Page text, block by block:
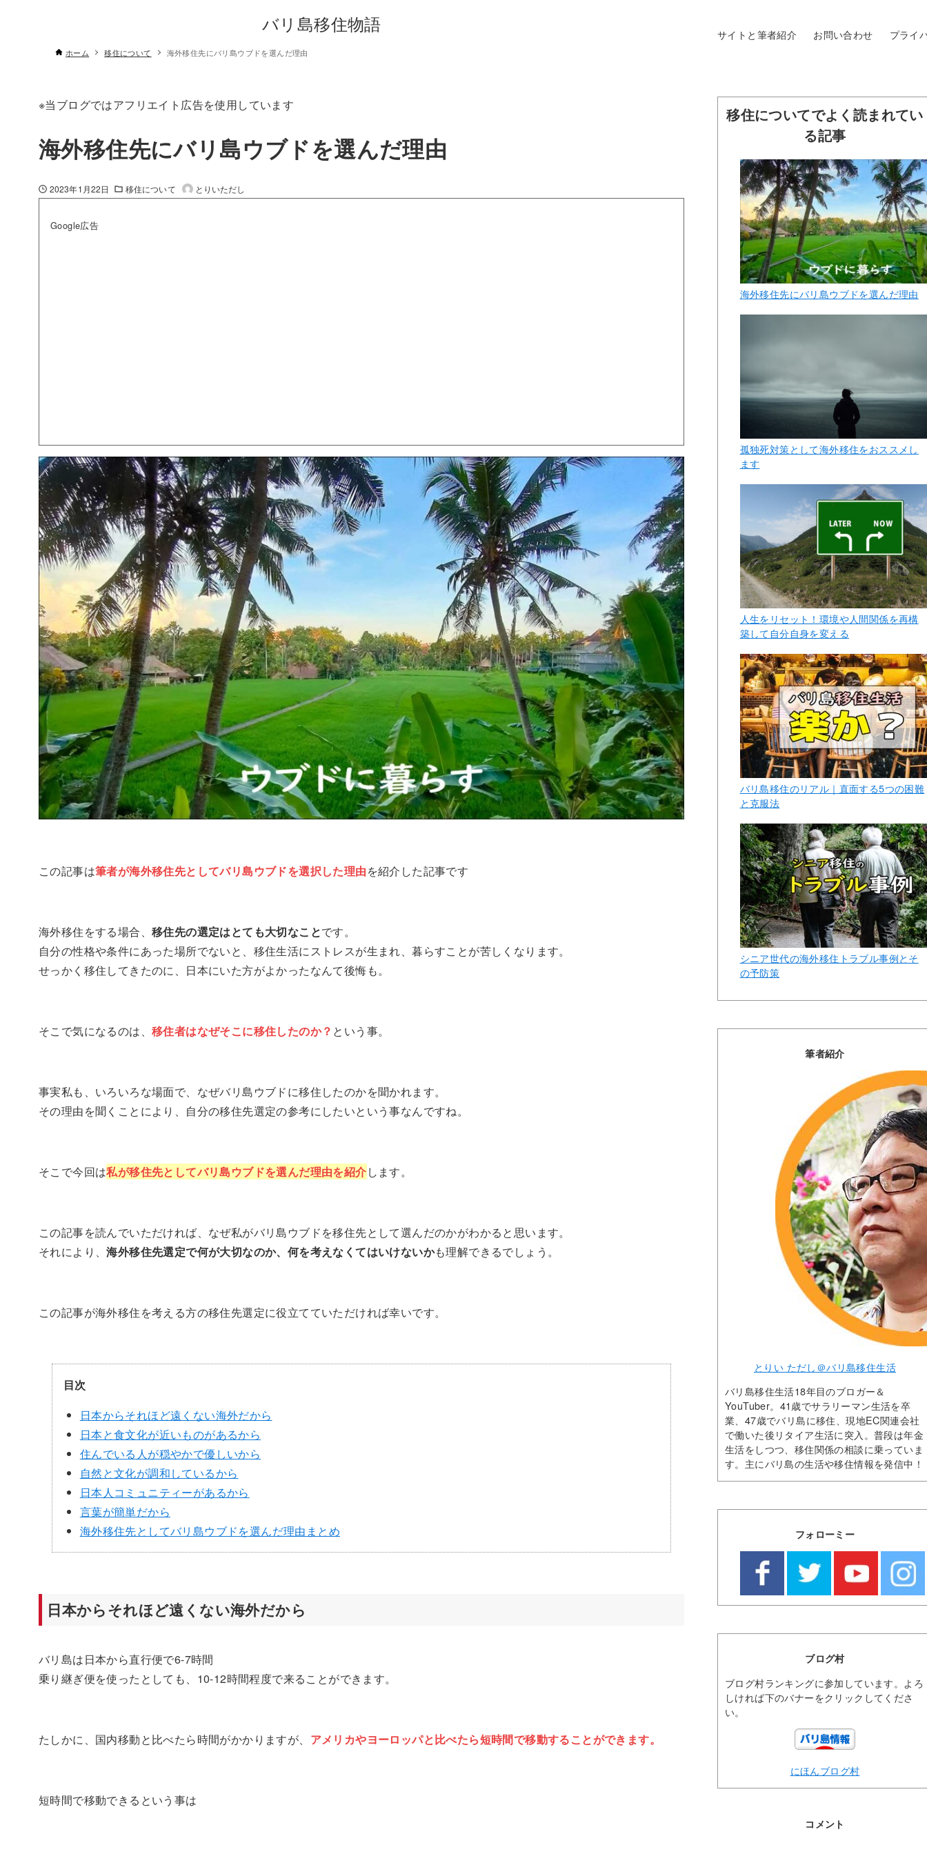
バリ島移住物語 サイトと筆者紹介 お問い合わせ プライ
ホーム 移住について 海外移住先にバリ島ウブドを選んだ理由
※当ブログではアフリエイト広告を使用しています
海外移住先にバリ島ウブドを選んだ理由
2023年1月22日 移住について とりいただし
Google広告
この記事は筆者が海外移住先としてバリ島ウブドを選択した理由を紹介した記事です
海外移住をする場合、 移住先の選定はとても大切なことです。
自分の性格や条件にあった場所でないと、移住生活にストレスが生まれ、暮らすことが苦しくなります。
せっかく移住してきたのに、日本にいた方がよかったなんて後悔も。
そこで気になるのは、 移住者はなぜそこに移住したのか？ という事。
事実私も、いろいろな場面で、なぜバリ島ウブドに移住したのかを聞かれます。
その理由を聞くことにより、自分の移住先選定の参考にしたいという事なんですね。
そこで今回は私が移住先としてバリ島ウブドを選んだ理由を紹介します。
この記事を読んでいただければ、なぜ私がバリ島ウブドを移住先として選んだのかがわかると思います。
それにより、海外移住先選定で何が大切なのか、何を考えなくてはいけないかも理解できるでしょう。
この記事が海外移住を考える方の移住先選定に役立てていただければ幸いです。
目次
日本からそれほど遠くない海外だから
日本と食文化が近いものがあるから
住んでいる人が穏やかで優しいから
自然と文化が調和しているから
日本人コミュニティーがあるから
言葉が簡単だから
海外移住先としてバリ島ウブドを選んだ理由まとめ
日本からそれほど遠くない海外だから
バリ島は日本から直行便で6-7時間
乗り継ぎ便を使ったとしても、10-12時間程度で来ることができます。
たしかに、国内移動と比べたら時間がかかりますが、 アメリカやヨーロッパと比べたら短時間で移動することができます。
短時間で移動できるという事は
移住についてでよく読まれてい
る記事
海外移住先にバリ島ウブドを選んだ理由
孤独死対策として海外移住をおススメし
ます
人生をリセット！環境や人間関係を再構
築して自分自身を変える
バリ島移住のリアル｜直面する5つの困難
と克服法
シニア世代の海外移住トラブル事例とそ
の予防策
筆者紹介
とりい ただし＠バリ島移住生活
バリ島移住生活18年目のブロガー＆
YouTuber。41歳でサラリーマン生活を卒
業、47歳でバリ島に移住、現地EC関連会社
で働いた後リタイア生活に突入。普段は年金
生活をしつつ、移住関係の相談に乗っていま
す。主にバリ島の生活や移住情報を発信中！
フォローミー
ブログ村
ブログ村ランキングに参加しています。よろ
しければ下のバナーをクリックしてくださ
い。
にほんブログ村
コメント